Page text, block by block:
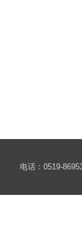
电话：0519-